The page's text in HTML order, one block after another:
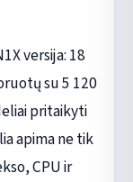
versija: 18
su 5 120
pritaikyti
apima ne tik
CPU ir